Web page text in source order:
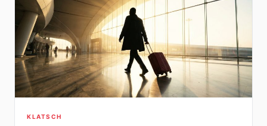
KLATSCH